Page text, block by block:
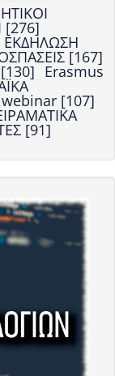
[276]
[167]
Erasmus
webinar [107]
[91]